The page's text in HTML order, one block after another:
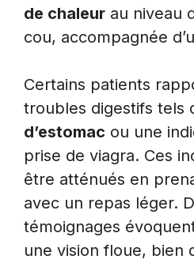
de chaleur au niveau
cou, accompagnée
Certains patients
troubles digestifs tels
d’estomac ou une
prise de viagra. Ces
être atténués en
avec un repas léger.
témoignages
une vision floue, bien